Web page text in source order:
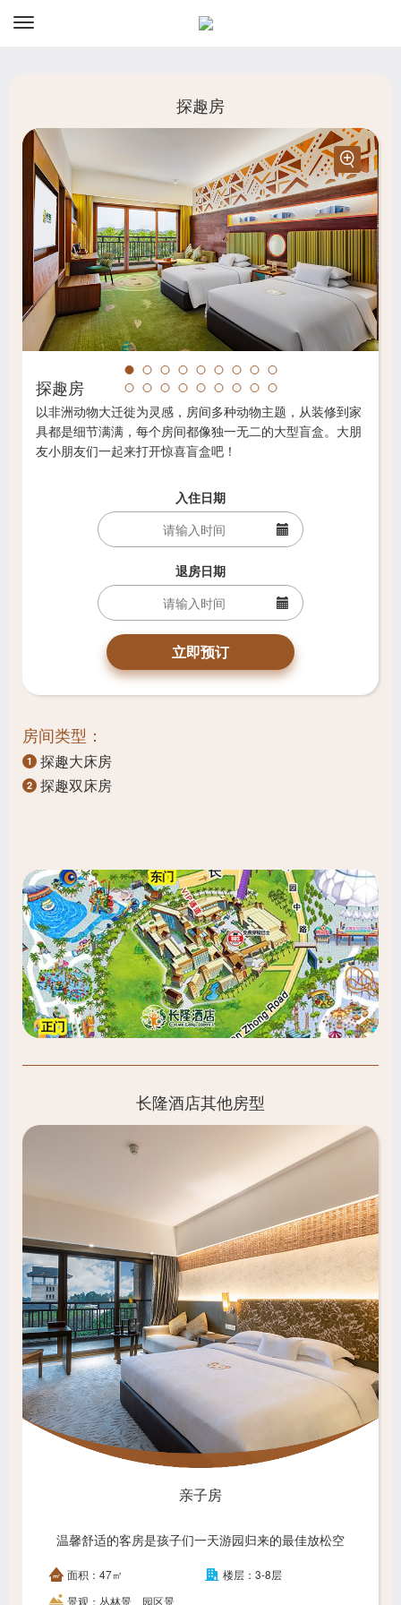
订
探趣房
探趣房
以非洲动物大迁徙为灵感，房间多种动物主题，从装修到家
具都是细节满满，每个房间都像独一无二的大型盲盒。大朋
友小朋友们一起来打开惊喜盲盒吧！
入住日期
退房日期
立即预订
房间类型：
探趣大床房
1
探趣双床房
2
长隆酒店其他房型
亲子房
温馨舒适的客房是孩子们一天游园归来的最佳放松空
面积：47㎡
楼层：3-8层
景观：丛林景、园区景